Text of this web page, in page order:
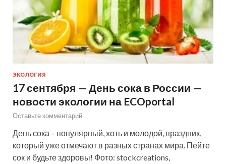
ЭКОЛОГИЯ
17 сентября — День сока в России —
новости экологии на ECOportal
Оставьте комментарий
День сока – популярный, хоть и молодой, праздник,
который уже отмечают в разных странах мира. Пейте
сок и будьте здоровы! Фото: stockcreations,